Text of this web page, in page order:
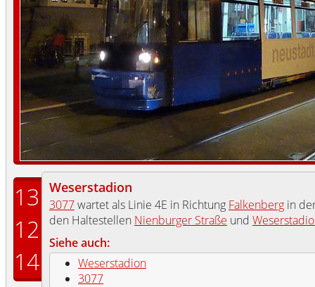
13
12
14
Weserstadion
3077wartet als Linie 4E in Richtung Falkenberg in
den Haltestellen Nienburger Straße und
Siehe auch:
Weserstadion
3077